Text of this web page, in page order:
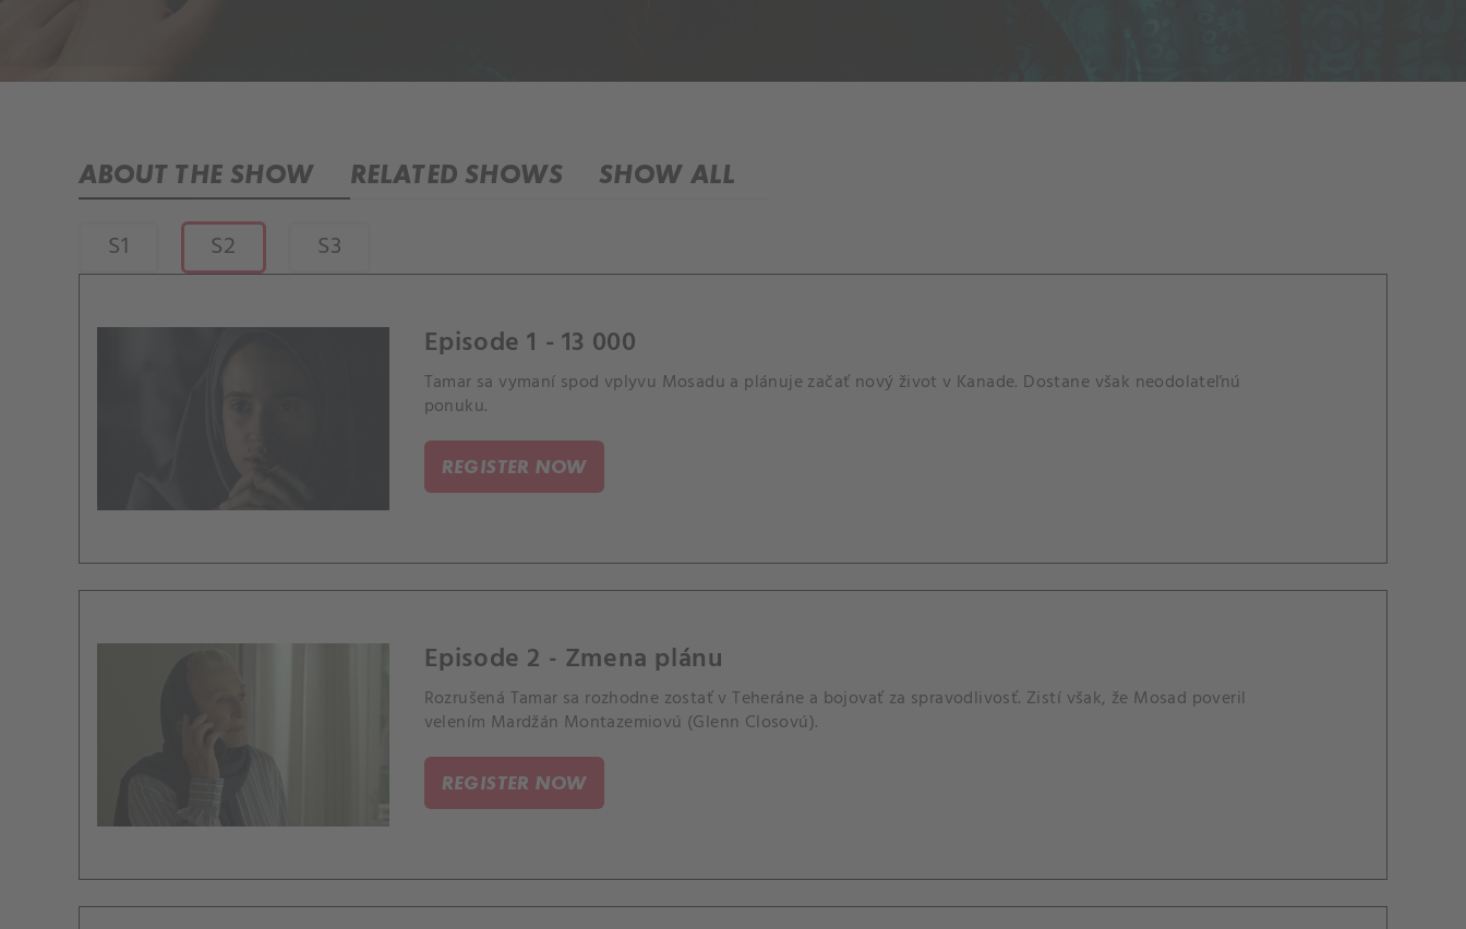
ABOUT THE SHOW RELATED SHOWS SHOW ALL
S1 S2 S3
Episode 1 - 13 000
Tamar sa vymaní spod vplyvu Mosadu a plánuje začať nový život v Kanade. Dostane však neodolateľnú
ponuku.
REGISTER NOW
Episode 2 - Zmena plánu
Rozrušená Tamar sa rozhodne zostať v Teheráne a bojovať za spravodlivosť. Zistí však, že Mosad poveril
velením Mardžán Montazemiovú (Glenn Closovú).
REGISTER NOW